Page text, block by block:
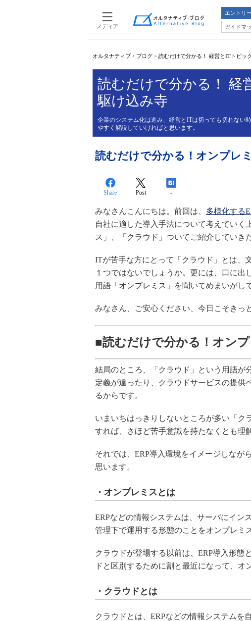
メディア
エントリ
ガイドマ
オルタナティブ・ブログ > 読むだけで分かる！ 経営とITトピッ
読むだけで分かる！ 経
駆け込み寺
企業のシステム化は進み、経営とITは切っても切れない
やすく解説していければと思います。
読むだけで分かる！オンプレ
Share Post -
みなさんこんにちは。前回は、 多様化する
自社に適した導入手法について考えていく
ス」、「クラウド」ついてご紹介していき
ITが苦手な方にとって「クラウド」とは、
１つではないでしょうか。更には、口に
用語「オンプレミス」を聞いてめまいがし
みなさん、ご安心ください、今日こそきっ
■読むだけで分かる！オン
結局のところ、「クラウド」という用語が
定義が違ったり、クラウドサービスの提供
るからです。
いまいちはっきりしないところが多い「ク
すれば、さほど苦手意識を持たなくとも理
それでは、ERP導入環境をイメージしなが
思います。
・オンプレミスとは
ERPなどの情報システムは、サーバにイン
管理下で運用する形態のことをオンプレミ
クラウドが登場する以前は、ERP導入形態
ドと区別するために割と最近になって、オ
・クラウドとは
クラウドとは、ERPなどの情報システムを